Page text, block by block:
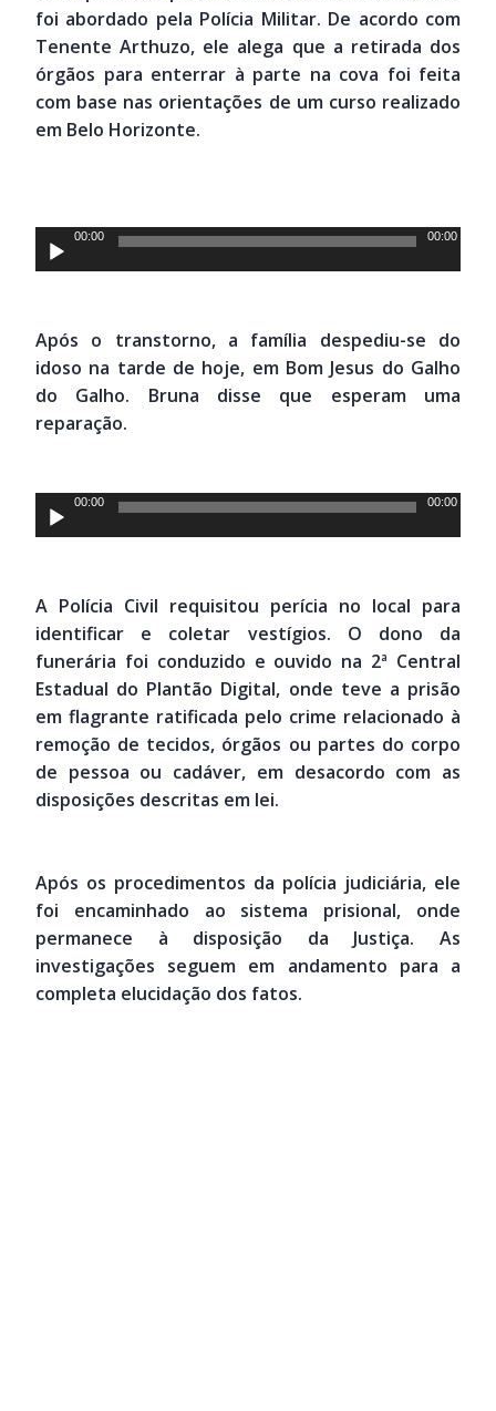
foi abordado pela Polícia Militar. De acordo com
Tenente Arthuzo, ele alega que a retirada dos
órgãos para enterrar à parte na cova foi feita
com base nas orientações de um curso realizado
em Belo Horizonte.
Tocador
de
00:00 00:00
Após o transtorno, a família despediu-se do
idoso na tarde de hoje, em Bom Jesus do Galho
do Galho. Bruna disse que esperam uma
reparação.
Tocador
de
00:00 00:00
A Polícia Civil requisitou perícia no local para
identificar e coletar vestígios. O dono da
funerária foi conduzido e ouvido na 2ª Central
Estadual do Plantão Digital, onde teve a prisão
em flagrante ratificada pelo crime relacionado à
remoção de tecidos, órgãos ou partes do corpo
de pessoa ou cadáver, em desacordo com as
disposições descritas em lei.
Após os procedimentos da polícia judiciária, ele
foi encaminhado ao sistema prisional, onde
permanece à disposição da Justiça. As
investigações seguem em andamento para a
completa elucidação dos fatos.